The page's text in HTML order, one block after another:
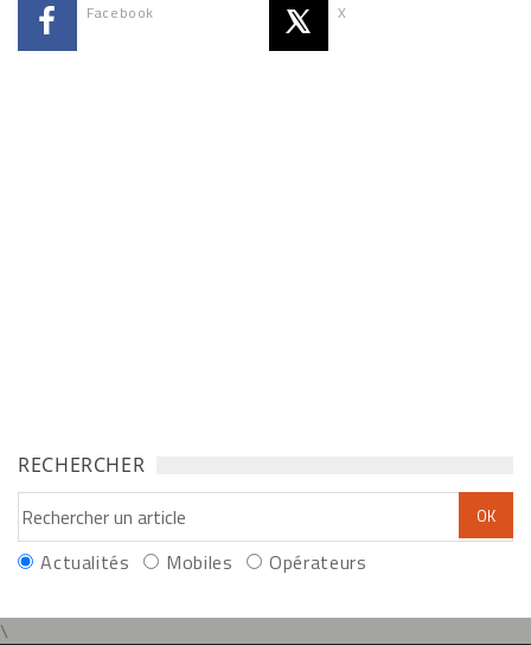
Facebook X
RECHERCHER
Actualités Mobiles Opérateurs
\